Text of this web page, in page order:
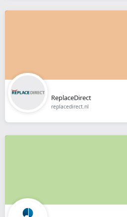
ReplaceDirect
replacedirect.nl